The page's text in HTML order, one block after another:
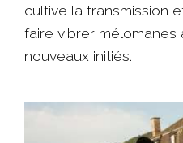
cultive la transmission
faire vibrer mélomanes
nouveaux initiés.